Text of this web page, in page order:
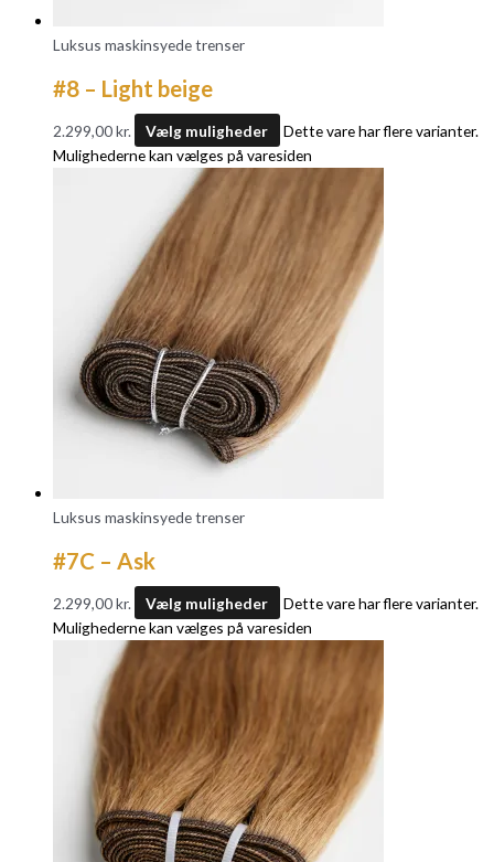
Luksus maskinsyede trenser
#8 – Light beige
2.299,00kr. Vælg muligheder
Dette vare har flere varianter.
Mulighederne kan vælges på varesiden
Luksus maskinsyede trenser
#7C – Ask
2.299,00kr. Vælg muligheder
Dette vare har flere varianter.
Mulighederne kan vælges på varesiden